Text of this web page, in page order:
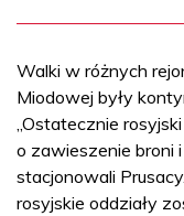
Walki w różnych
Miodowej były
„Ostatecznie
o zawieszenie broni
stacjonowali
rosyjskie oddziały